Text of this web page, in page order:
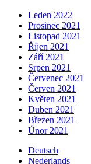
Leden 2022
Prosinec 2021
Listopad 2021
Říjen 2021
Září 2021
Srpen 2021
Červenec 2021
Červen 2021
Květen 2021
Duben 2021
Březen 2021
Únor 2021
Deutsch
Nederlands